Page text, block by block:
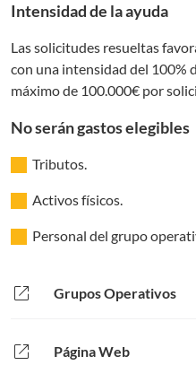
Intensidad de la ayuda
Las solicitudes resueltas
con una intensidad del 100%
máximo de 100.000€ por
No serán gastos elegibles
Tributos.
Activos físicos.
Personal del grupo
open_in_new Grupos Operativos
open_in_new Página Web